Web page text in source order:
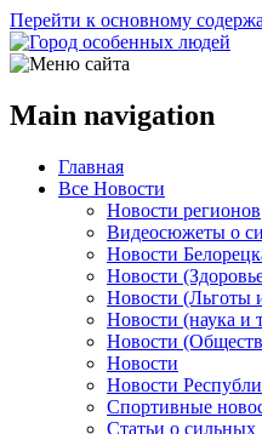
Перейти к основному
Main navigation
Главная
Все Новости
Новости регионов
Видеосюжеты о
Новости
Новости
Новости (Льготы
Новости (наука и
Новости
Новости
Новости
Спортивные
Статьи о сильных